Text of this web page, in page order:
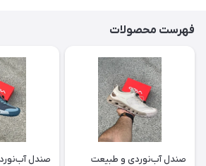
فهرست محصولات
صندل آب‌نوردی و طبیعت
صندل